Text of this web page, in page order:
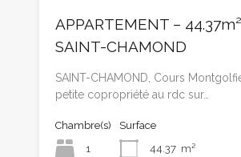
APPARTEMENT –
SAINT-CHAMOND
SAINT-CHAMOND, Cours
petite copropriété au rdc sur…
Chambre(s)
1
Surface
44.37 m²